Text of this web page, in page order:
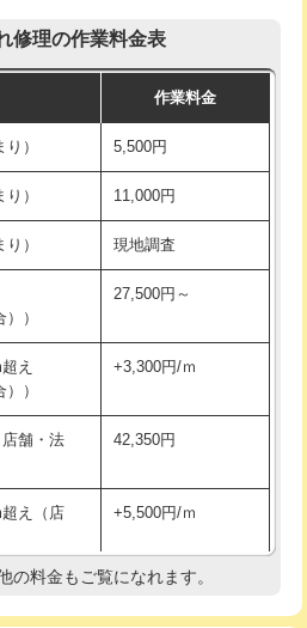
修理の作業料金表
作業料金
） 5,500円
） 11,000円
） 現地調査
）
27,500円～
え
）
+3,300円/ｍ
舗・法
42,350円
え（店
+5,500円/ｍ
現地調査
の料金もご覧になれます。